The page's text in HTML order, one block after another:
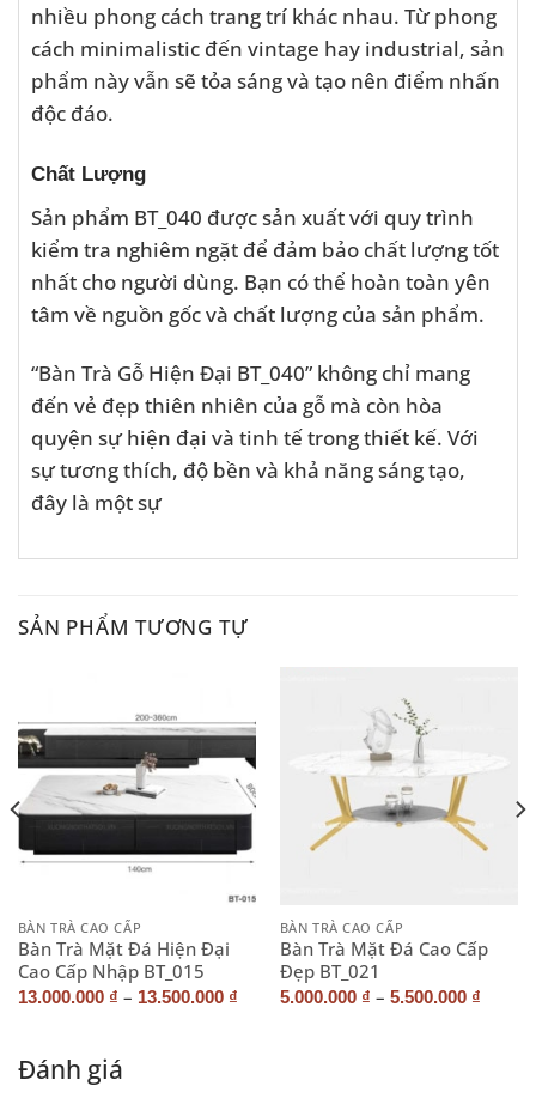
nhiều phong cách trang trí khác nhau. Từ phong
cách minimalistic đến vintage hay industrial, sản
phẩm này vẫn sẽ tỏa sáng và tạo nên điểm nhấn
độc đáo.
Chất Lượng
Sản phẩm BT_040 được sản xuất với quy trình
kiểm tra nghiêm ngặt để đảm bảo chất lượng tốt
nhất cho người dùng. Bạn có thể hoàn toàn yên
tâm về nguồn gốc và chất lượng của sản phẩm.
“Bàn Trà Gỗ Hiện Đại BT_040” không chỉ mang
đến vẻ đẹp thiên nhiên của gỗ mà còn hòa
quyện sự hiện đại và tinh tế trong thiết kế. Với
sự tương thích, độ bền và khả năng sáng tạo,
đây là một sự
SẢN PHẨM TƯƠNG TỰ
BÀN TRÀ CAO CẤP
Bàn Trà Mặt Đá Hiện Đại
Cao Cấp Nhập BT_015
13.000.000 ₫ – 13.500.000 ₫
BÀN TRÀ CAO CẤP
Bàn Trà Mặt Đá Cao Cấp
Đẹp BT_021
5.000.000 ₫ – 5.500.000 ₫
Đánh giá